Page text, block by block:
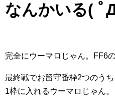
なんかいる( ﾟ
完全にウーマロじゃん。FF6の
最終戦でお留守番枠2つのう
1枠に入れるウーマロじゃん。